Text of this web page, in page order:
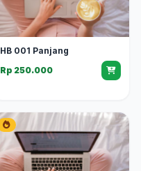
HB 001 Panjang
Rp 250.000